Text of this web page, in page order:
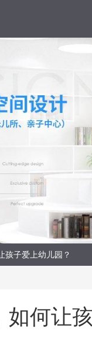
孩子爱上幼儿园？
如何让